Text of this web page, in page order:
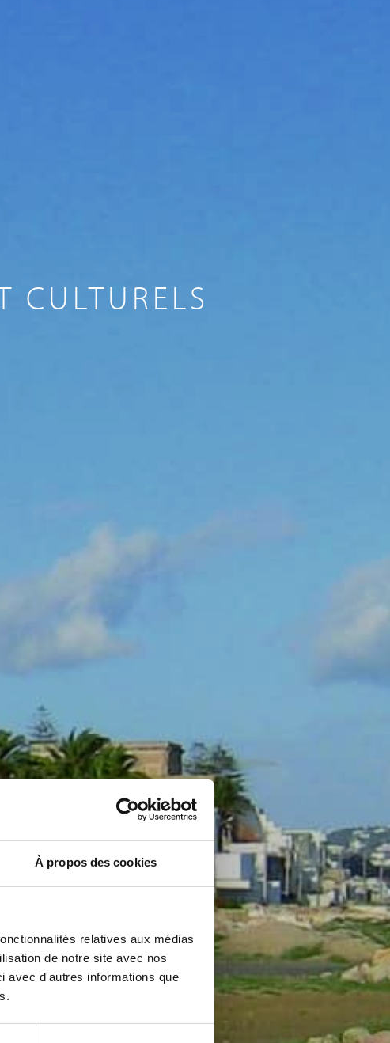
À propos des cookies
relatives aux médias
de notre site avec nos
avec d'autres informations que
CULTURELS